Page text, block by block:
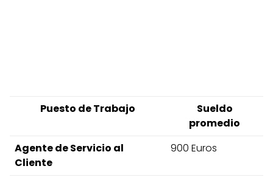
Puesto de Trabajo
Sueldo
promedio
Agente de Servicio al
Cliente
900 Euros